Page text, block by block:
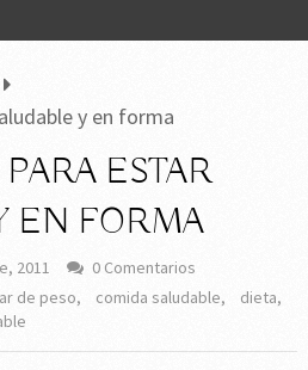
y en forma
ESTAR
EN FORMA
2011
0 Comentarios
de peso, comida saludable, dieta,